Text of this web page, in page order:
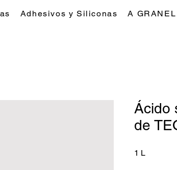
Adhesivos y Siliconas A GRANEL
Ácido
de
1 L